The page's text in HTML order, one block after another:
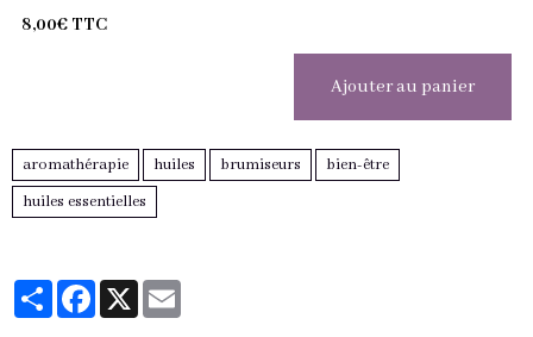
8,00€ TTC
Ajouter au panier
aromathérapie huiles brumiseurs
bien-être
huiles essentielles
PartagerFacebook
X